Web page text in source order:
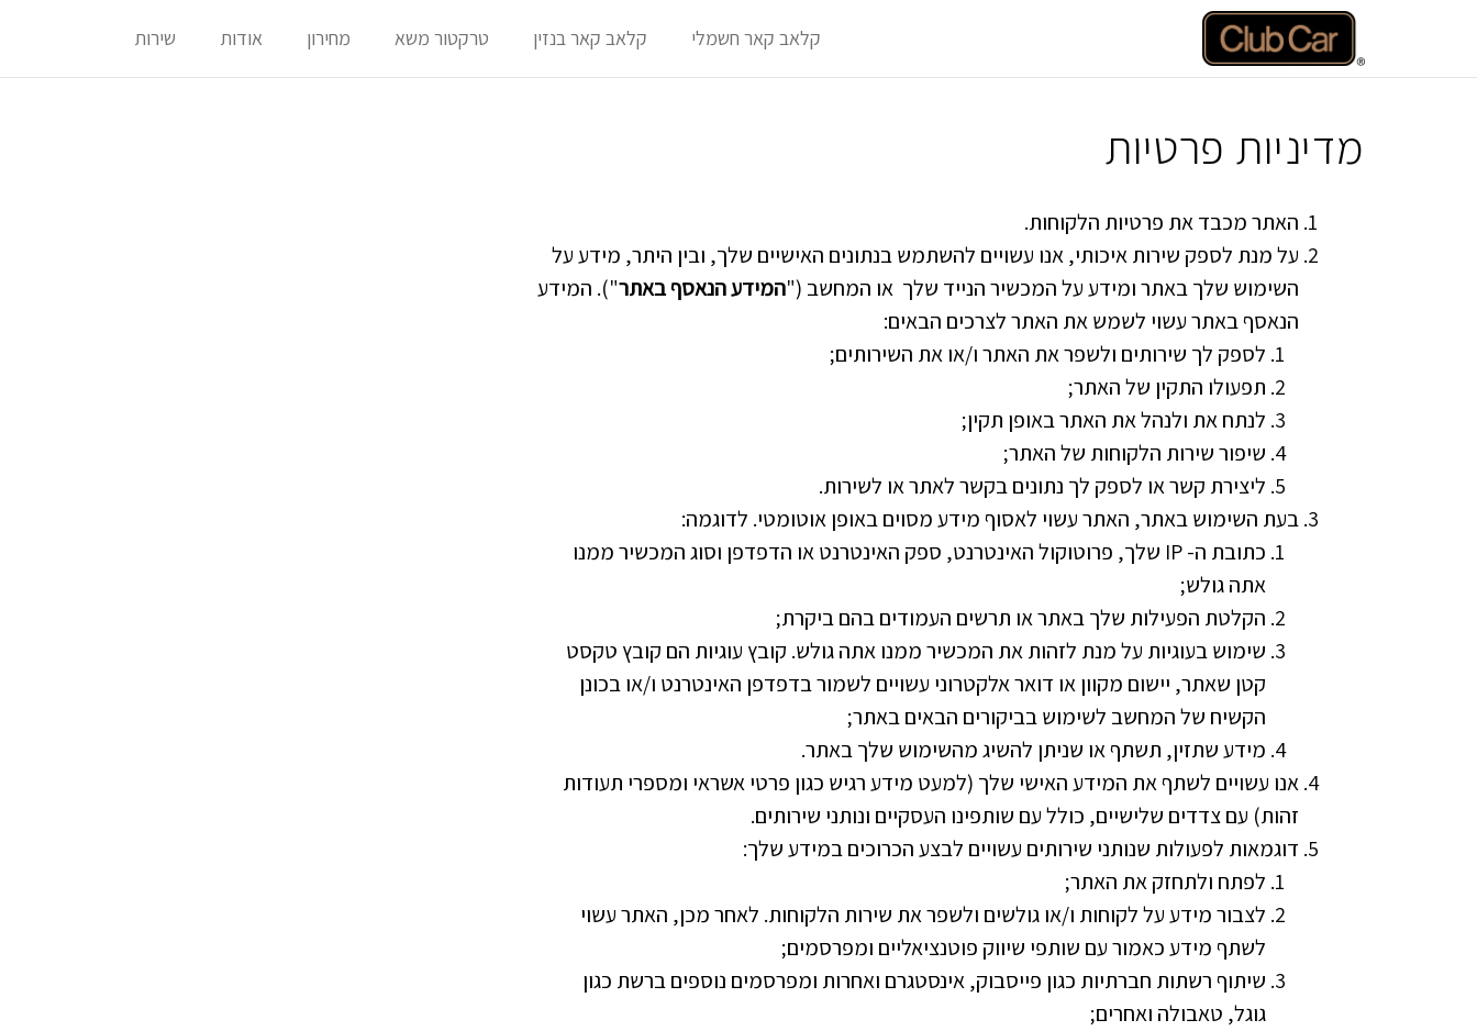
קלאב קאר חשמלי קלאב קאר בנזין טרקטור משא מחירון אודות שירות
מדיניות פרטיות
האתר מכבד את פרטיות הלקוחות.
על מנת לספק שירות איכותי, אנו עשויים להשתמש בנתונים האישיים שלך, ובין היתר, מידע על
השימוש שלך באתר ומידע על המכשיר הנייד שלך או המחשב ("המידע הנאסף באתר"). המידע
הנאסף באתר עשוי לשמש את האתר לצרכים הבאים:
לספק לך שירותים ולשפר את האתר ו/או את השירותים;
תפעולו התקין של האתר;
לנתח את ולנהל את האתר באופן תקין;
שיפור שירות הלקוחות של האתר;
ליצירת קשר או לספק לך נתונים בקשר לאתר או לשירות.
בעת השימוש באתר, האתר עשוי לאסוף מידע מסוים באופן אוטומטי. לדוגמה:
כתובת ה- IP שלך, פרוטוקול האינטרנט, ספק האינטרנט או הדפדפן וסוג המכשיר ממנו
אתה גולש;
הקלטת הפעילות שלך באתר או תרשים העמודים בהם ביקרת;
שימוש בעוגיות על מנת לזהות את המכשיר ממנו אתה גולש. קובץ עוגיות הם קובץ טקסט
קטן שאתר, יישום מקוון או דואר אלקטרוני עשויים לשמור בדפדפן האינטרנט ו/או בכונן
הקשיח של המחשב לשימוש בביקורים הבאים באתר;
מידע שתזין, תשתף או שניתן להשיג מהשימוש שלך באתר.
אנו עשויים לשתף את המידע האישי שלך (למעט מידע רגיש כגון פרטי אשראי ומספרי תעודות
זהות) עם צדדים שלישיים, כולל עם שותפינו העסקיים ונותני שירותים.
דוגמאות לפעולות שנותני שירותים עשויים לבצע הכרוכים במידע שלך:
לפתח ולתחזק את האתר;
לצבור מידע על לקוחות ו/או גולשים ולשפר את שירות הלקוחות. לאחר מכן, האתר עשוי
לשתף מידע כאמור עם שותפי שיווק פוטנציאליים ומפרסמים;
שיתוף רשתות חברתיות כגון פייסבוק, אינסטגרם ואחרות ומפרסמים נוספים ברשת כגון
גוגל, טאבולה ואחרים;